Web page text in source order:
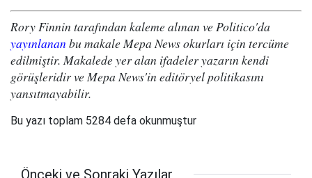
Rory Finnin tarafından kaleme alınan ve Politico'da
yayınlanan bu makale Mepa News okurları için tercüme
edilmiştir. Makalede yer alan ifadeler yazarın kendi
görüşleridir ve Mepa News'in editöryel politikasını
yansıtmayabilir.
Bu yazı toplam 5284 defa okunmuştur
Önceki ve Sonraki Yazılar